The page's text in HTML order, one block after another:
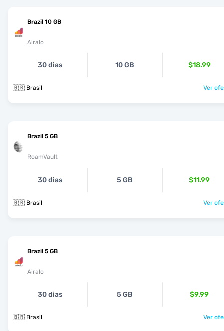
Brazil 10 GB
Airalo
30 dias 10 GB $18.99
🇧🇷 Brasil Ver
Brazil 5 GB
RoamVault
30 dias 5 GB $11.99
🇧🇷 Brasil Ver
Brazil 5 GB
Airalo
30 dias 5 GB $9.99
🇧🇷 Brasil Ver